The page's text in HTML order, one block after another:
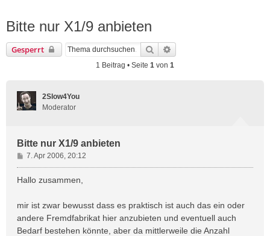
Bitte nur X1/9 anbieten
Gesperrt Suche
1 Beitrag • Seite 1 von 1
2Slow4You
Moderator
Bitte nur X1/9 anbieten
B
e
i
a
g
7. Apr 2006, 20:12
Hallo zusammen,
mir ist zwar bewusst dass es praktisch ist auch das ein oder
andere Fremdfabrikat hier anzubieten und eventuell auch
Bedarf bestehen könnte, aber da mittlerweile die Anzahl